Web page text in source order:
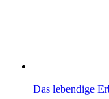
Das lebendige